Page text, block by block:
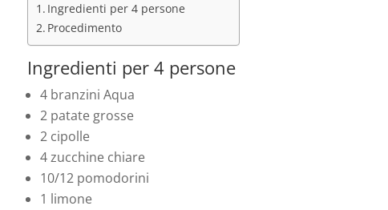
Ingredienti per 4 persone
Procedimento
Ingredienti per 4 persone
4 branzini Aqua
2 patate grosse
2 cipolle
4 zucchine chiare
10/12 pomodorini
1 limone